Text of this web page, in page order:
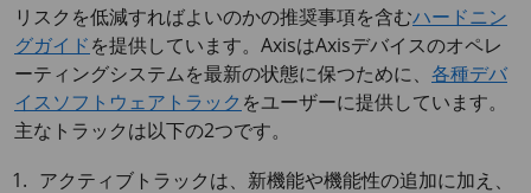
リスクを低減すればよいのかの推奨事項を含むハードニン
グガイドを提供しています。AxisはAxisデバイスのオペレ
ーティングシステムを最新の状態に保つために、 各種デバ
イスソフトウェアトラック をユーザーに提供しています。
主なトラックは以下の2つです。
アクティブトラックは、新機能や機能性の追加に加え、